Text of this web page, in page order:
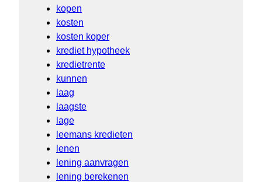
kopen
kosten
kosten koper
krediet hypotheek
kredietrente
kunnen
laag
laagste
lage
leemans kredieten
lenen
lening aanvragen
lening berekenen